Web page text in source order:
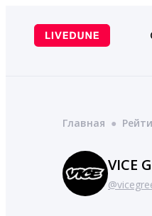
содержимому
Главная ●
VICE